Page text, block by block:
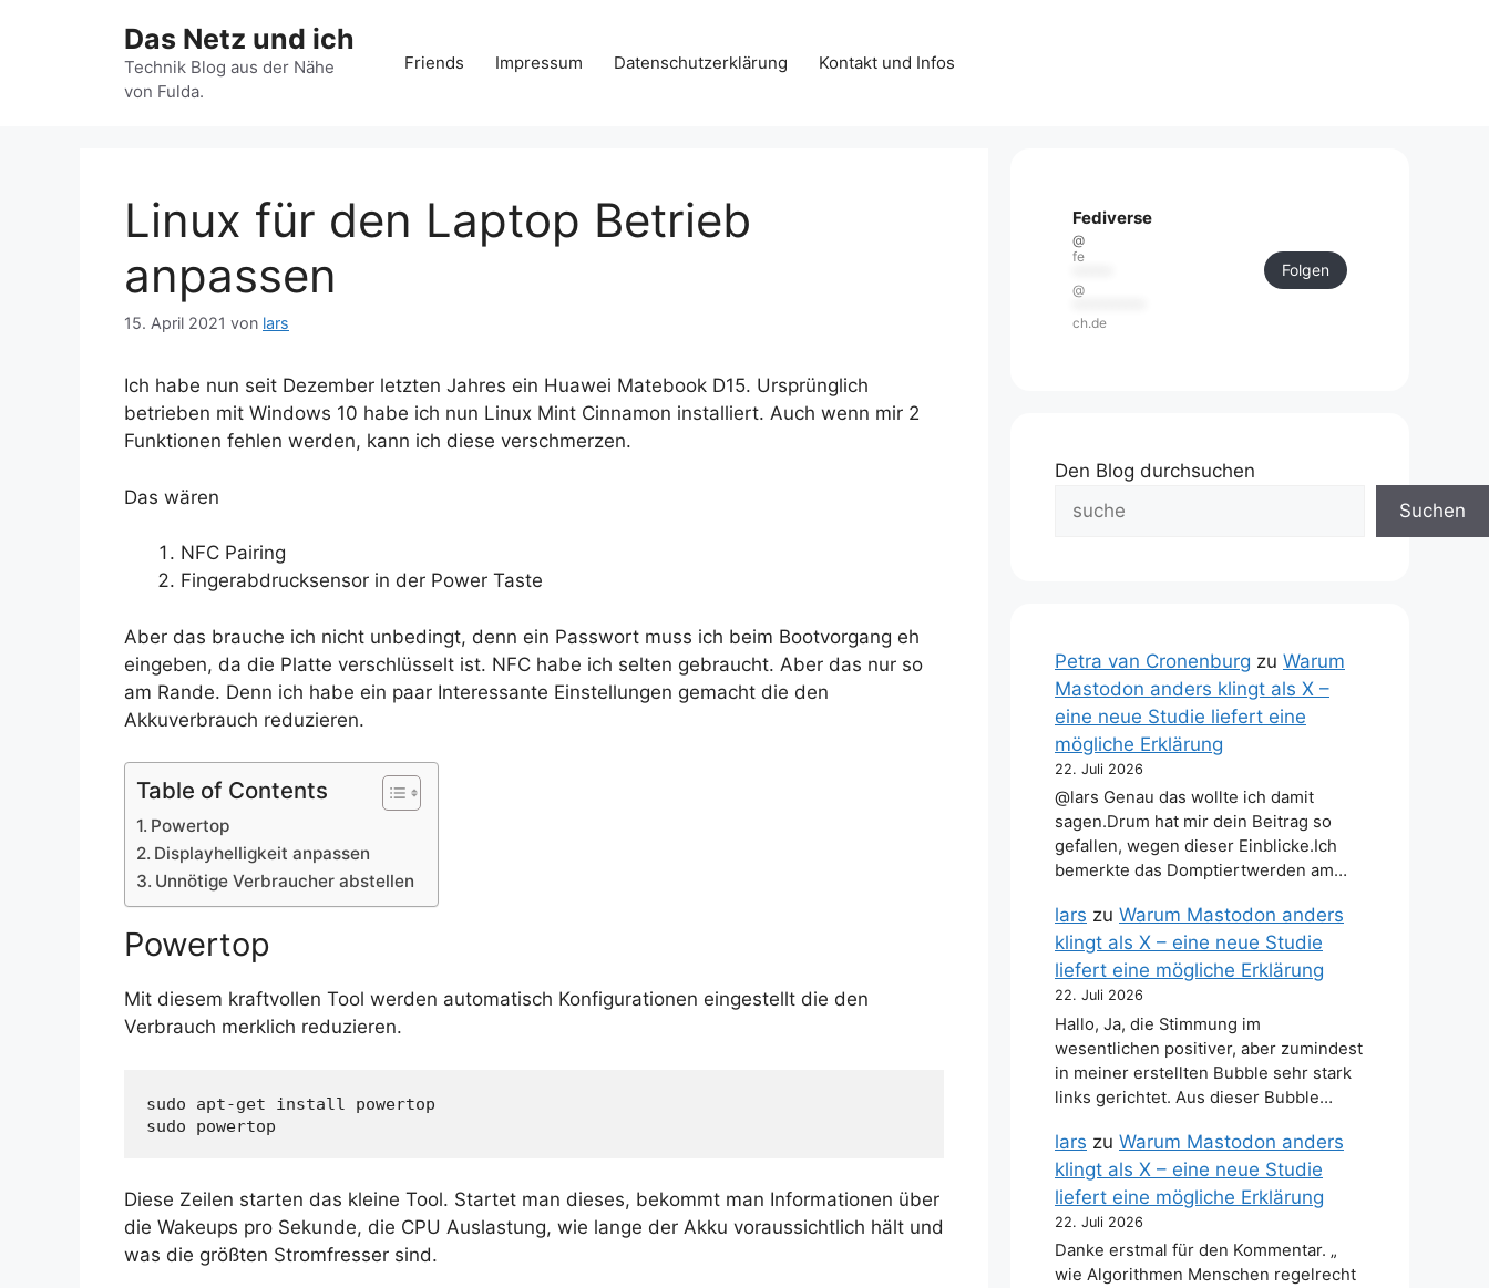
Das Netz und ich
Technik Blog aus der Nähe
von Fulda.
Friends Impressum Datenschutzerklärung Kontakt und Infos
Linux für den Laptop Betrieb
anpassen
15. April 2021 von lars
Ich habe nun seit Dezember letzten Jahres ein Huawei Matebook D15. Ursprünglich
betrieben mit Windows 10 habe ich nun Linux Mint Cinnamon installiert. Auch wenn mir 2
Funktionen fehlen werden, kann ich diese verschmerzen.
Das wären
NFC Pairing
Fingerabdrucksensor in der Power Taste
Aber das brauche ich nicht unbedingt, denn ein Passwort muss ich beim Bootvorgang eh
eingeben, da die Platte verschlüsselt ist. NFC habe ich selten gebraucht. Aber das nur so
am Rande. Denn ich habe ein paar Interessante Einstellungen gemacht die den
Akkuverbrauch reduzieren.
Table of Contents
Powertop
Displayhelligkeit anpassen
Unnötige Verbraucher abstellen
Powertop
Mit diesem kraftvollen Tool werden automatisch Konfigurationen eingestellt die den
Verbrauch merklich reduzieren.
sudo apt-get install powertop
sudo powertop
Diese Zeilen starten das kleine Tool. Startet man dieses, bekommt man Informationen über
die Wakeups pro Sekunde, die CPU Auslastung, wie lange der Akku voraussichtlich hält und
was die größten Stromfresser sind.
Fediverse
@
fe
@
ch.de
Folgen
Den Blog durchsuchen
Suchen
Petra van Cronenburg zu Warum
Mastodon anders klingt als X –
eine neue Studie liefert eine
mögliche Erklärung
22. Juli 2026
@lars Genau das wollte ich damit
sagen.Drum hat mir dein Beitrag so
gefallen, wegen dieser Einblicke.Ich
bemerkte das Domptiertwerden am…
lars zu Warum Mastodon anders
klingt als X – eine neue Studie
liefert eine mögliche Erklärung
22. Juli 2026
Hallo, Ja, die Stimmung im
wesentlichen positiver, aber zumindest
in meiner erstellten Bubble sehr stark
links gerichtet. Aus dieser Bubble…
lars zu Warum Mastodon anders
klingt als X – eine neue Studie
liefert eine mögliche Erklärung
22. Juli 2026
Danke erstmal für den Kommentar. „
wie Algorithmen Menschen regelrecht